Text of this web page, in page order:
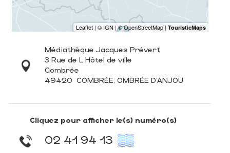
Médiathèque Jacques Prévert
3 Rue de L Hôtel de ville
Combrée
49420 COMBRÉE, OMBRÉE D'ANJOU
Cliquez pour afficher le(s) numéro(s)
02 41 94 13 ▒▒